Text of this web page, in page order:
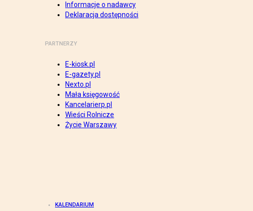
Informacje o nadawcy
Deklaracja dostępności
PARTNERZY
E-kiosk.pl
E-gazety.pl
Nexto.pl
Mała księgowość
Kancelarierp.pl
Wieści Rolnicze
Życie Warszawy
KALENDARIUM